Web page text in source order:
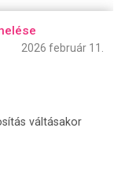
2026 február 11.
váltásakor